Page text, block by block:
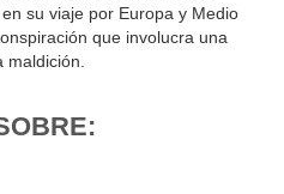
su viaje por Europa y Medio
que involucra una